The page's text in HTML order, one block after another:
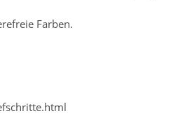
Farben.